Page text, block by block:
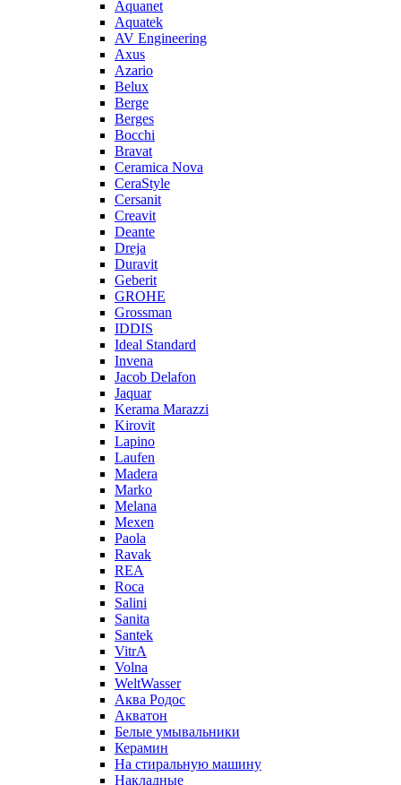
Aquanet
Aquatek
AV Engineering
Axus
Azario
Belux
Berge
Berges
Bocchi
Bravat
Ceramica Nova
CeraStyle
Cersanit
Creavit
Deante
Dreja
Duravit
Geberit
GROHE
Grossman
IDDIS
Ideal Standard
Invena
Jacob Delafon
Jaquar
Kerama Marazzi
Kirovit
Lapino
Laufen
Madera
Marko
Melana
Mexen
Paola
Ravak
REA
Roca
Salini
Sanita
Santek
VitrA
Volna
WeltWasser
Аква Родос
Акватон
Белые умывальники
Керамин
На стиральную машину
Накладные